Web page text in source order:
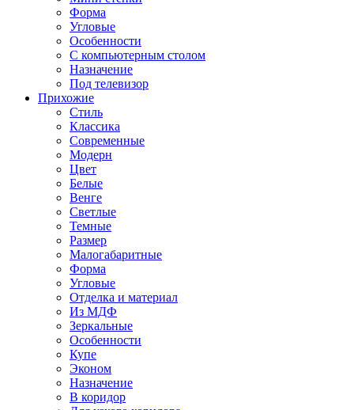
Форма
Угловые
Особенности
С компьютерным столом
Назначение
Под телевизор
Прихожие
Стиль
Классика
Современные
Модерн
Цвет
Белые
Венге
Светлые
Темные
Размер
Малогабаритные
Форма
Угловые
Отделка и материал
Из МДФ
Зеркальные
Особенности
Купе
Эконом
Назначение
В коридор